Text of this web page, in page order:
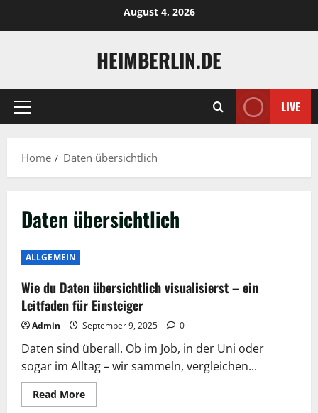
August 4, 2026
HEIMBERLIN.DE
Primary
LIVE
Home Daten übersichtlich
Daten übersichtlich
ALLGEMEIN
Wie du Daten übersichtlich visualisierst – ein
Leitfaden für Einsteiger
Admin September 9, 2025 0
Daten sind überall. Ob im Job, in der Uni oder
sogar im Alltag – wir sammeln, vergleichen...
Read MoreRead
more